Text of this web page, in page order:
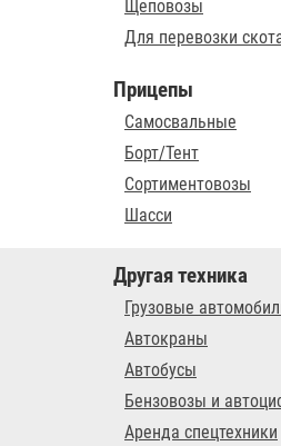
Щеповозы
Для перевозки
Прицепы
Самосвальные
Борт/Тент
Сортиментовозы
Шасси
Другая техника
Грузовые
Автокраны
Автобусы
Бензовозы и
Аренда спецтехники